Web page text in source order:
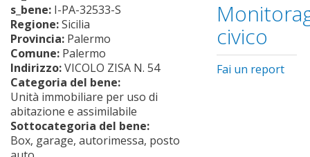
s_bene: I-PA-32533-S
Regione:Sicilia
Provincia: Palermo
Comune: Palermo
Indirizzo:VICOLO ZISA N. 54
Categoria del bene:
Unità immobiliare per uso di
abitazione e assimilabile
Sottocategoria del bene:
Box, garage, autorimessa, posto
civico
Fai un report